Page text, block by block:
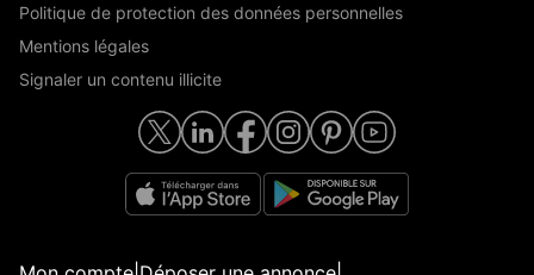
Politique de protection des données personnelles
Mentions légales
Signaler un contenu illicite